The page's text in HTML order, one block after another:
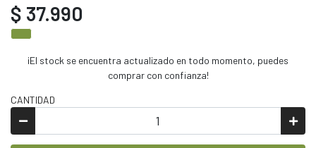
$ 37.990
¡El stock se encuentra actualizado en todo momento, puedes
comprar con confianza!
CANTIDAD